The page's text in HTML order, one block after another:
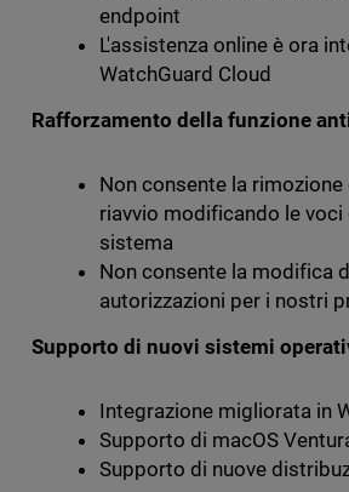
endpoint
L'assistenza online è ora
WatchGuard Cloud
Rafforzamento della funzione
Non consente la
riavvio modificando le
sistema
Non consente la modifica
autorizzazioni per i nostri
Supporto di nuovi sistemi
Integrazione migliorata in
Supporto di macOS
Supporto di nuove